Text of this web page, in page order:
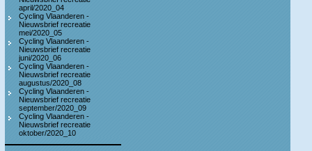
april/2020_04
Cycling Vlaanderen -
Nieuwsbrief recreatie
mei/2020_05
Cycling Vlaanderen -
Nieuwsbrief recreatie
juni/2020_06
Cycling Vlaanderen -
Nieuwsbrief recreatie
augustus/2020_08
Cycling Vlaanderen -
Nieuwsbrief recreatie
september/2020_09
Cycling Vlaanderen -
Nieuwsbrief recreatie
oktober/2020_10